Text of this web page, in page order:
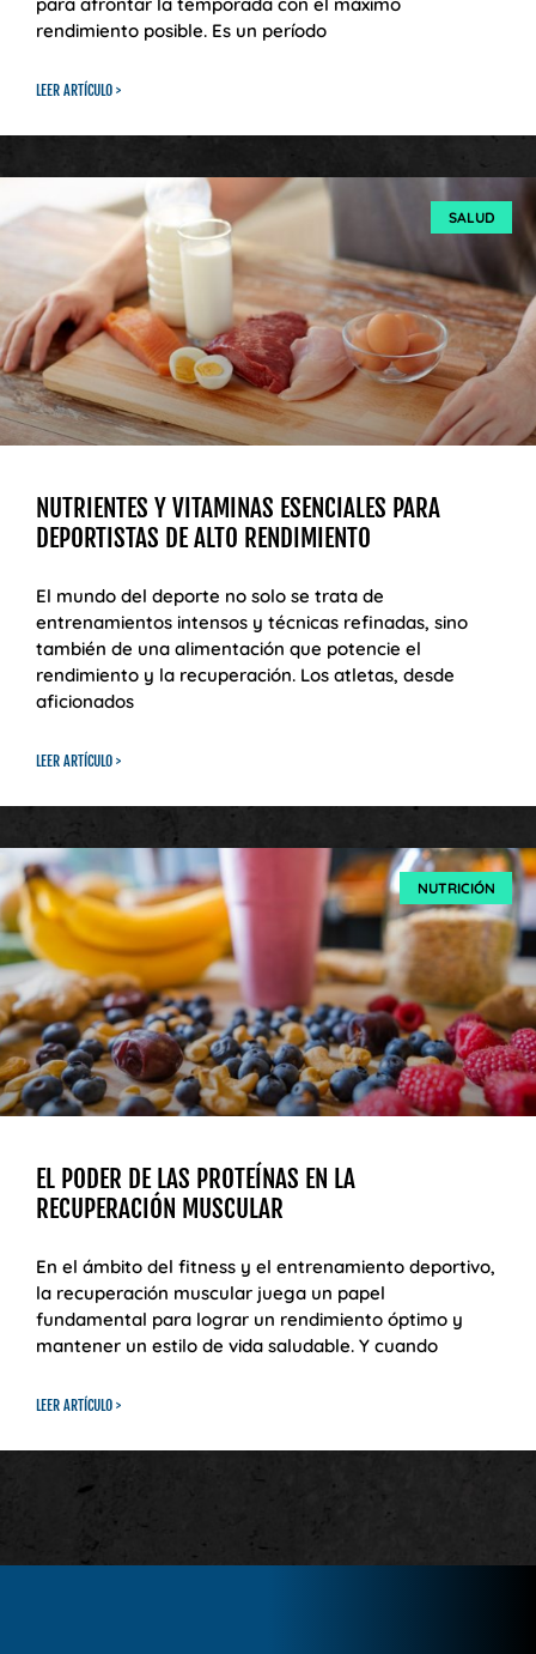
para afrontar la temporada con el máximo
rendimiento posible. Es un período
LEER ARTÍCULO >
SALUD
NUTRIENTES Y VITAMINAS ESENCIALES PARA
DEPORTISTAS DE ALTO RENDIMIENTO
El mundo del deporte no solo se trata de
entrenamientos intensos y técnicas refinadas, sino
también de una alimentación que potencie el
rendimiento y la recuperación. Los atletas, desde
aficionados
LEER ARTÍCULO >
NUTRICIÓN
EL PODER DE LAS PROTEÍNAS EN LA
RECUPERACIÓN MUSCULAR
En el ámbito del fitness y el entrenamiento deportivo,
la recuperación muscular juega un papel
fundamental para lograr un rendimiento óptimo y
mantener un estilo de vida saludable. Y cuando
LEER ARTÍCULO >